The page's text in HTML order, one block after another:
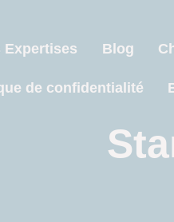
Expertises Blog
de confidentialité